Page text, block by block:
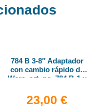
784 B 3-8″ Adaptador
con cambio rápido de
Wera, art. no. 784 B-1 x
23,00 €